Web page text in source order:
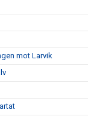
mot Larvik